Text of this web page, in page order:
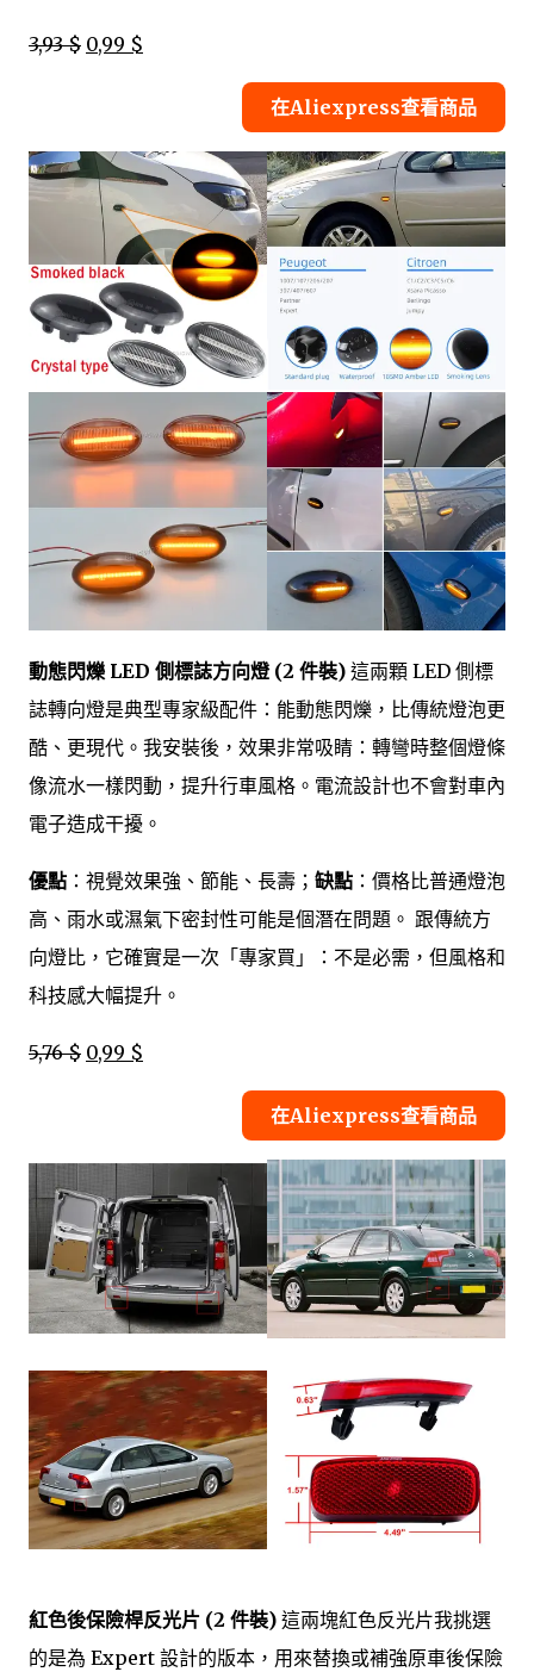
3,93 $ 0,99 $
在Aliexpress查看商品
動態閃爍 LED 側標誌方向燈 (2 件裝) 這兩顆 LED 側標
誌轉向燈是典型專家級配件：能動態閃爍，比傳統燈泡更
酷、更現代。我安裝後，效果非常吸睛：轉彎時整個燈條
像流水一樣閃動，提升行車風格。電流設計也不會對車內
電子造成干擾。
優點 ：視覺效果強、節能、長壽； 缺點 ：價格比普通燈泡
高、雨水或濕氣下密封性可能是個潛在問題。 跟傳統方
向燈比，它確實是一次「專家買」：不是必需，但風格和
科技感大幅提升。
5,76 $ 0,99 $
在Aliexpress查看商品
紅色後保險桿反光片 (2 件裝) 這兩塊紅色反光片我挑選
的是為 Expert 設計的版本，用來替換或補強原車後保險